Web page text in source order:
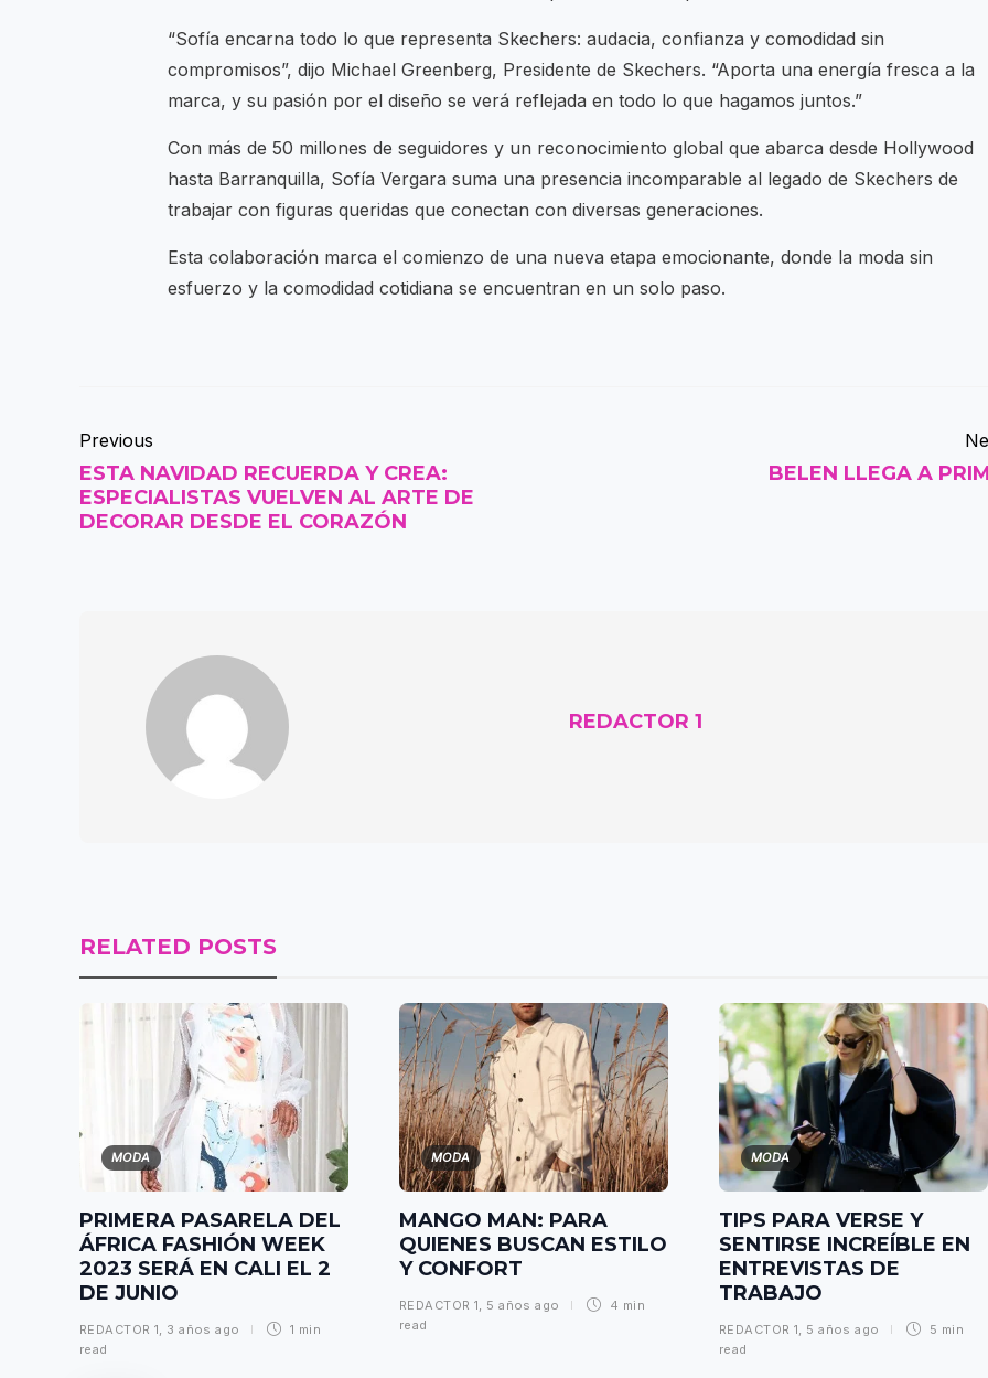
“Sofía encarna todo lo que representa Skechers: audacia, confianza y comodidad sin
compromisos”, dijo Michael Greenberg, Presidente de Skechers. “Aporta una energía fresca a la
marca, y su pasión por el diseño se verá reflejada en todo lo que hagamos juntos.”
Con más de 50 millones de seguidores y un reconocimiento global que abarca desde Hollywood
hasta Barranquilla, Sofía Vergara suma una presencia incomparable al legado de Skechers de
trabajar con figuras queridas que conectan con diversas generaciones.
Esta colaboración marca el comienzo de una nueva etapa emocionante, donde la moda sin
esfuerzo y la comodidad cotidiana se encuentran en un solo paso.
Previous
ESTA NAVIDAD RECUERDA Y CREA:
ESPECIALISTAS VUELVEN AL ARTE DE
DECORAR DESDE EL CORAZÓN
BELEN LLEGA A
REDACTOR 1
RELATED POSTS
MODA
PRIMERA PASARELA DEL
ÁFRICA FASHIÓN WEEK
2023 SERÁ EN CALI EL 2
DE JUNIO
REDACTOR 1, 3 años ago
1 min
read
MODA
MANGO MAN: PARA
QUIENES BUSCAN ESTILO
Y CONFORT
REDACTOR 1, 5 años ago
4 min
read
MODA
TIPS PARA VERSE Y
SENTIRSE INCREÍBLE EN
ENTREVISTAS DE
TRABAJO
REDACTOR 1, 5 años ago
5 min
read